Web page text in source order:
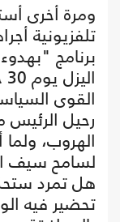
ومرة أخرى
تلفزيونية
برنامج
القوى
رحيل الرئيس
الهروب،
لسامح سيف
هل تمرد
تحضير فيه